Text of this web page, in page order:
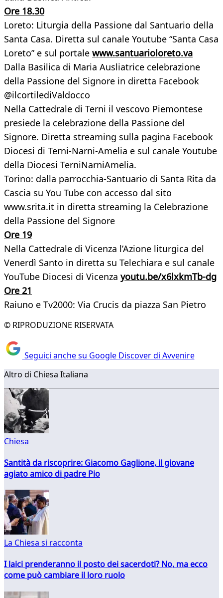
Ore 18.30
Loreto: Liturgia della Passione dal Santuario della
Santa Casa. Diretta sul canale Youtube “Santa Casa
Loreto” e sul portale www.santuarioloreto.va
Dalla Basilica di Maria Ausliatrice celebrazione
della Passione del Signore in diretta Facebook
@ilcortilediValdocco
Nella Cattedrale di Terni il vescovo Piemontese
presiede la celebrazione della Passione del
Signore. Diretta streaming sulla pagina Facebook
Diocesi di Terni-Narni-Amelia e sul canale Youtube
della Diocesi TerniNarniAmelia.
Torino: dalla parrocchia-Santuario di Santa Rita da
Cascia su You Tube con accesso dal sito
www.srita.it in diretta streaming la Celebrazione
della Passione del Signore
Ore 19
Nella Cattedrale di Vicenza l’Azione liturgica del
Venerdì Santo in diretta su Telechiara e sul canale
YouTube Diocesi di Vicenza youtu.be/x6lxkmTb-dg
Ore 21
Raiuno e Tv2000: Via Crucis da piazza San Pietro
© RIPRODUZIONE RISERVATA
Seguici anche su Google Discover di Avvenire
Altro di Chiesa Italiana
Chiesa
Santità da riscoprire: Giacomo Gaglione, il giovane
agiato amico di padre Pio
La Chiesa si racconta
I laici prenderanno il posto dei sacerdoti? No, ma ecco
come può cambiare il loro ruolo